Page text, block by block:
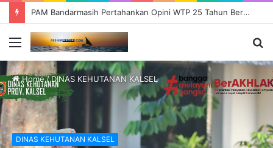
PAM Bandarmasih Pertahankan Opini WTP 25 Tahun Berturut-turut, Fokus Tingkatkan Pelayanan dan Transparansi
Menu
Home/ DINAS KEHUTANAN KALSEL
DINAS KEHUTANAN KALSEL